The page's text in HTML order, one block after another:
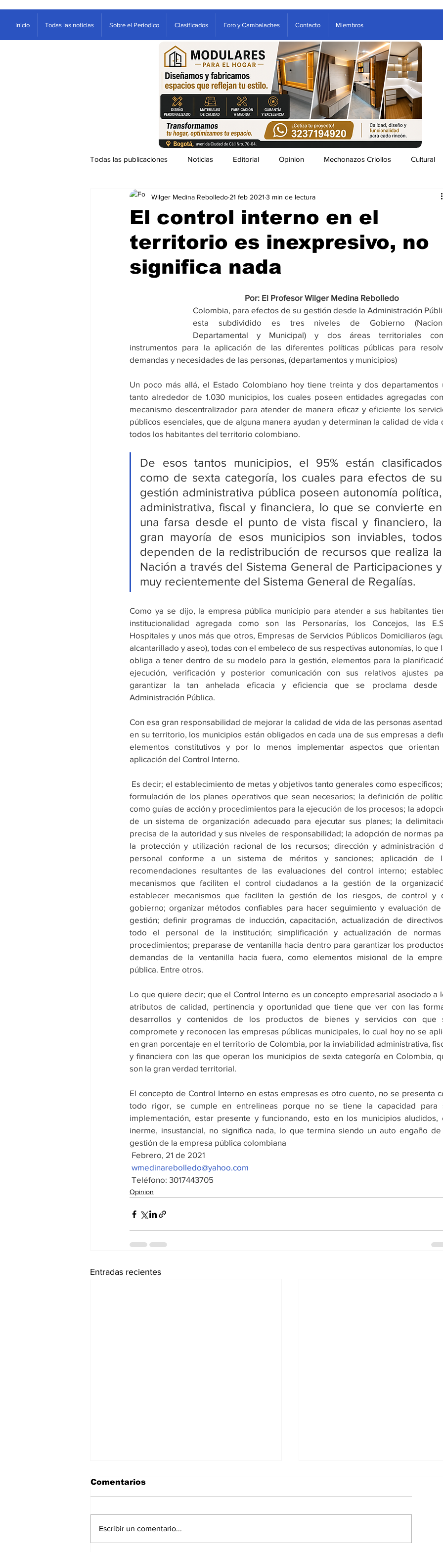
Inicio Todas las noticias Sobre el Periodico Clasificados Foro y Cambalaches Contacto Miembros
Todas las publicaciones Noticias Editorial Opinion Mechonazos Criollos Cultural
Ventana Sociales Entretenimiento Estampas Arboletes
El control interno en el
territorio es inexpresivo, no
significa nada
Wilger Medina Rebolledo 21 feb 2021 3 min de lectura
Por: El Profesor Wilger Medina Rebolledo
Colombia, para efectos de su gestión desde la Administración
esta subdividido es tres niveles de Gobierno
Departamental y Municipal) y dos áreas territoriales
instrumentos para la aplicación de las diferentes políticas públicas para
demandas y necesidades de las personas, (departamentos y municipios)
Un poco más allá, el Estado Colombiano hoy tiene treinta y dos departamentos
tanto alrededor de 1.030 municipios, los cuales poseen entidades agregadas
mecanismo descentralizador para atender de manera eficaz y eficiente los
públicos esenciales, que de alguna manera ayudan y determinan la calidad de vida
todos los habitantes del territorio colombiano.
De esos tantos municipios, el 95% están clasificados
como de sexta categoría, los cuales para efectos de su
gestión administrativa pública poseen autonomía política,
administrativa, fiscal y financiera, lo que se convierte en
una farsa desde el punto de vista fiscal y financiero, la
gran mayoría de esos municipios son inviables, todos
dependen de la redistribución de recursos que realiza la
Nación a través del Sistema General de Participaciones y
muy recientemente del Sistema General de Regalías.
Como ya se dijo, la empresa pública municipio para atender a sus habitantes
institucionalidad agregada como son las Personarías, los Concejos, las
Hospitales y unos más que otros, Empresas de Servicios Públicos Domiciliaros
alcantarillado y aseo), todas con el embeleco de sus respectivas autonomías, lo que
obliga a tener dentro de su modelo para la gestión, elementos para la
ejecución, verificación y posterior comunicación con sus relativos ajustes
garantizar la tan anhelada eficacia y eficiencia que se proclama desde
Administración Pública.
Con esa gran responsabilidad de mejorar la calidad de vida de las personas
en su territorio, los municipios están obligados en cada una de sus empresas a
elementos constitutivos y por lo menos implementar aspectos que orientan
aplicación del Control Interno.
formulación de los planes operativos que sean necesarios; la definición de
como guías de acción y procedimientos para la ejecución de los procesos; la
de un sistema de organización adecuado para ejecutar sus planes; la
precisa de la autoridad y sus niveles de responsabilidad; la adopción de normas
la protección y utilización racional de los recursos; dirección y administración
personal conforme a un sistema de méritos y sanciones; aplicación de
recomendaciones resultantes de las evaluaciones del control interno;
mecanismos que faciliten el control ciudadanos a la gestión de la
establecer mecanismos que faciliten la gestión de los riesgos, de control y
gobierno; organizar métodos confiables para hacer seguimiento y evaluación de
gestión; definir programas de inducción, capacitación, actualización de
todo el personal de la institución; simplificación y actualización de
procedimientos; preparase de ventanilla hacia dentro para garantizar los
demandas de la ventanilla hacia fuera, como elementos misional de la
pública. Entre otros.
Lo que quiere decir; que el Control Interno es un concepto empresarial asociado a
atributos de calidad, pertinencia y oportunidad que tiene que ver con las
desarrollos y contenidos de los productos de bienes y servicios con que
compromete y reconocen las empresas públicas municipales, lo cual hoy no se
en gran porcentaje en el territorio de Colombia, por la inviabilidad administrativa,
y financiera con las que operan los municipios de sexta categoría en Colombia,
son la gran verdad territorial.
El concepto de Control Interno en estas empresas es otro cuento, no se presenta
todo rigor, se cumple en entrelineas porque no se tiene la capacidad para
implementación, estar presente y funcionando, esto en los municipios aludidos,
inerme, insustancial, no significa nada, lo que termina siendo un auto engaño de
gestión de la empresa pública colombiana
Febrero, 21 de 2021
wmedinarebolledo@yahoo.com
Teléfono: 3017443705
Opinion
Entradas recientes
Comentarios
Escribir un comentario...